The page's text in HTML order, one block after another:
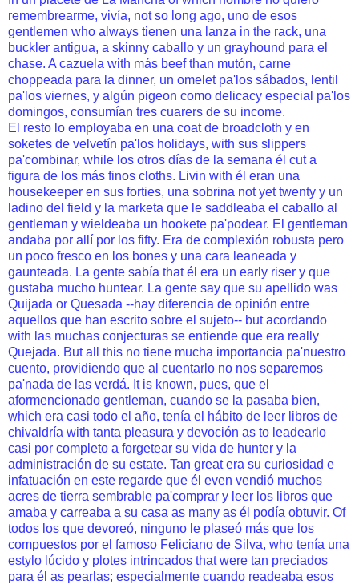
remembrearme, vivía, not so long ago, uno de esos
gentlemen who always tienen una lanza in the rack, una
buckler antigua, a skinny caballo y un grayhound para el
chase. A cazuela with más beef than mutón, carne
choppeada para la dinner, un omelet pa'los sábados, lentil
pa'los viernes, y algún pigeon como delicacy especial pa'los
domingos, consumían tres cuarers de su income.
El resto lo employaba en una coat de broadcloth y en
soketes de velvetín pa'los holidays, with sus slippers
pa'combinar, while los otros días de la semana él cut a
figura de los más finos cloths. Livin with él eran una
housekeeper en sus forties, una sobrina not yet twenty y un
ladino del field y la marketa que le saddleaba el caballo al
gentleman y wieldeaba un hookete pa'podear. El gentleman
andaba por allí por los fifty. Era de complexión robusta pero
un poco fresco en los bones y una cara leaneada y
gaunteada. La gente sabía that él era un early riser y que
gustaba mucho huntear. La gente say que su apellido was
Quijada or Quesada --hay diferencia de opinión entre
aquellos que han escrito sobre el sujeto-- but acordando
with las muchas conjecturas se entiende que era really
Quejada. But all this no tiene mucha importancia pa'nuestro
cuento, providiendo que al cuentarlo no nos separemos
pa'nada de las verdá. It is known, pues, que el
aformencionado gentleman, cuando se la pasaba bien,
which era casi todo el año, tenía el hábito de leer libros de
chivaldría with tanta pleasura y devoción as to leadearlo
casi por completo a forgetear su vida de hunter y la
administración de su estate. Tan great era su curiosidad e
infatuación en este regarde que él even vendió muchos
acres de tierra sembrable pa'comprar y leer los libros que
amaba y carreaba a su casa as many as él podía obtuvir. Of
todos los que devoreó, ninguno le plaseó más que los
compuestos por el famoso Feliciano de Silva, who tenía una
estylo lúcido y plotes intrincados that were tan preciados
para él as pearlas; especialmente cuando readeaba esos